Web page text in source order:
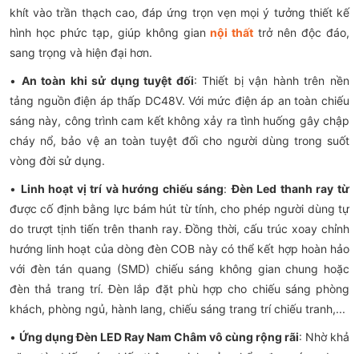
khít vào trần thạch cao, đáp ứng trọn vẹn mọi ý tưởng thiết kế
hình học phức tạp, giúp không giannội thất trở nên độc đáo,
sang trọng và hiện đại hơn.
• An toàn khi sử dụng tuyệt đối: Thiết bị vận hành trên nền
tảng nguồn điện áp thấp DC48V. Với mức điện áp an toàn chiếu
sáng này, công trình cam kết không xảy ra tình huống gây chập
cháy nổ, bảo vệ an toàn tuyệt đối cho người dùng trong suốt
vòng đời sử dụng.
• Linh hoạt vị trí và hướng chiếu sáng:Đèn Led thanh ray từ
được cố định bằng lực bám hút từ tính, cho phép người dùng tự
do trượt tịnh tiến trên thanh ray. Đồng thời, cấu trúc xoay chỉnh
hướng linh hoạt của dòng đèn COB này có thể kết hợp hoàn hảo
với đèn tán quang (SMD) chiếu sáng không gian chung hoặc
đèn thả trang trí. Đèn lắp đặt phù hợp cho chiếu sáng phòng
khách, phòng ngủ, hành lang, chiếu sáng trang trí chiếu tranh,...
• Ứng dụng Đèn LED Ray Nam Châm vô cùng rộng rãi: Nhờ khả